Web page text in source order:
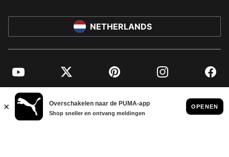
NETHERLANDS
YouTube Twitter Pinterest Instagram
© PUMA EUROPE GMBH, 2026. ALLE RECHTEN VOORBEHOUDEN
BEDRIJFSGEGEVENS EN JURIDISCHE GEGEVENS